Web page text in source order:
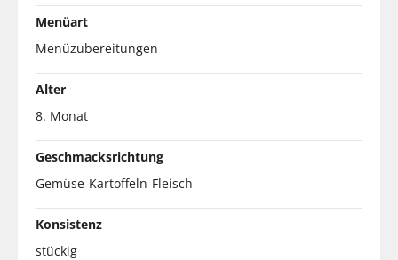
Menüart
Menüzubereitungen
Alter
8. Monat
Geschmacksrichtung
Gemüse-Kartoffeln-Fleisch
Konsistenz
stückig